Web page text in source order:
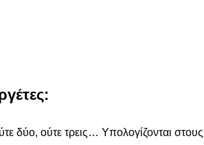
δύο, ούτε τρεις… Υπολογίζονται στους